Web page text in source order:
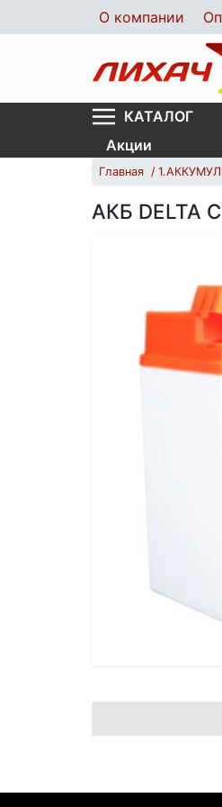
О компании
КАТАЛОГ
Акции
Главная
АКБ DELTA